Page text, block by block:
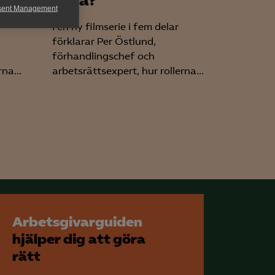
Management
I en ny filmserie i fem delar
förklarar Per Östlund,
förhandlingschef och
arbetsrättsexpert, hur rollerna...
Arbetsgivarguiden
hjälper dig att göra
rätt